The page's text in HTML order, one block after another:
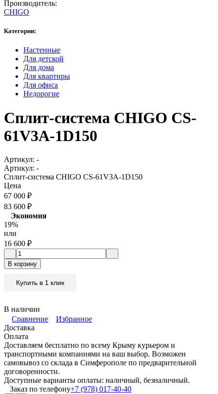
Производитель:
CHIGO
Категории:
Настенные
Для детской
Для дома
Для квартиры
Для офиса
Недорогие
Сплит-система CHIGO CS-
61V3A-1D150
Артикул: -
Артикул: -
Сплит-система CHIGO CS-61V3A-1D150
Цена
67 000 ₽
83 600 ₽
Экономия
19%
или
16 600 ₽
В корзину
Купить в 1 клик
В наличии
Сравнение
Избранное
Доставка
Оплата
Доставляем бесплатно по всему Крыму курьером и
транспортными компаниями на ваш выбор. Возможен
самовывоз со склада в Симферополе по предварительной
договоренности.
Доступные варианты оплаты: наличный, безналичный.
Заказ по телефону+7 (978) 017-40-40